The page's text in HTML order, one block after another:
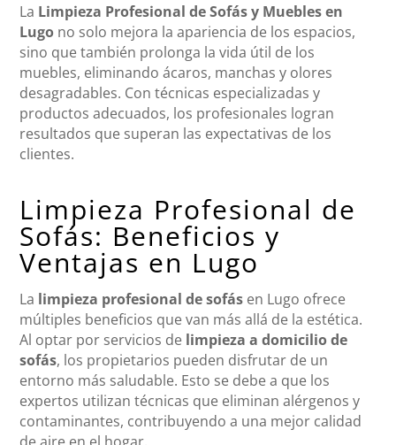
La Limpieza Profesional de Sofás y Muebles en
Lugo no solo mejora la apariencia de los espacios,
sino que también prolonga la vida útil de los
muebles, eliminando ácaros, manchas y olores
desagradables. Con técnicas especializadas y
productos adecuados, los profesionales logran
resultados que superan las expectativas de los
clientes.
Limpieza Profesional de
Sofás: Beneficios y
Ventajas en Lugo
La limpieza profesional de sofás en Lugo ofrece
múltiples beneficios que van más allá de la estética.
Al optar por servicios de limpieza a domicilio de
sofás, los propietarios pueden disfrutar de un
entorno más saludable. Esto se debe a que los
expertos utilizan técnicas que eliminan alérgenos y
contaminantes, contribuyendo a una mejor calidad